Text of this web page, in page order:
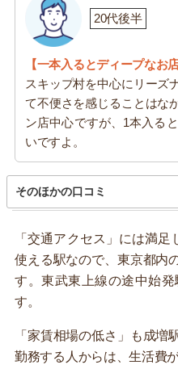
20代後半
【一本入るとディープなお
スキップ村を中心にリーズ
て不便さを感じることはな
ン店中心ですが、1本入る
いですよ。
そのほかの口コミ
「交通アクセス」には満
使える駅なので、東京都内
す。東武東上線の途中始
す。
「家賃相場の低さ」も成増
勤務する人からは、生活費